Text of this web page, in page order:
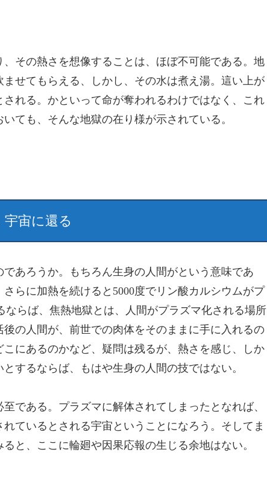
その熱さを想像することは、ほぼ不可能である。地
せてもらえる、しかし、その水は煮え湯。這い上が
れる。かといって命が奪われるわけではなく、これ
ても、そんな地獄の在り様が示されている。
宇宙に還る
あろうか。もちろん生身の人間がという意味であ
らに加熱を続けると5000度でリン酸カルシウムがプ
らば、焦熱地獄とは、人間がプラズマ化される場所
の人間が、前世での肉体をそのままに手に入れるの
にあるのかなど、疑問は残るが、熱さを感じ、しか
するならば、もはや生身の人間の技ではない。
である。プラズマに解体されてしまったとなれば、
ているとされる宇宙ということになろう。そしてま
と、ここに輪廻や因果応報の生じる余地はない。